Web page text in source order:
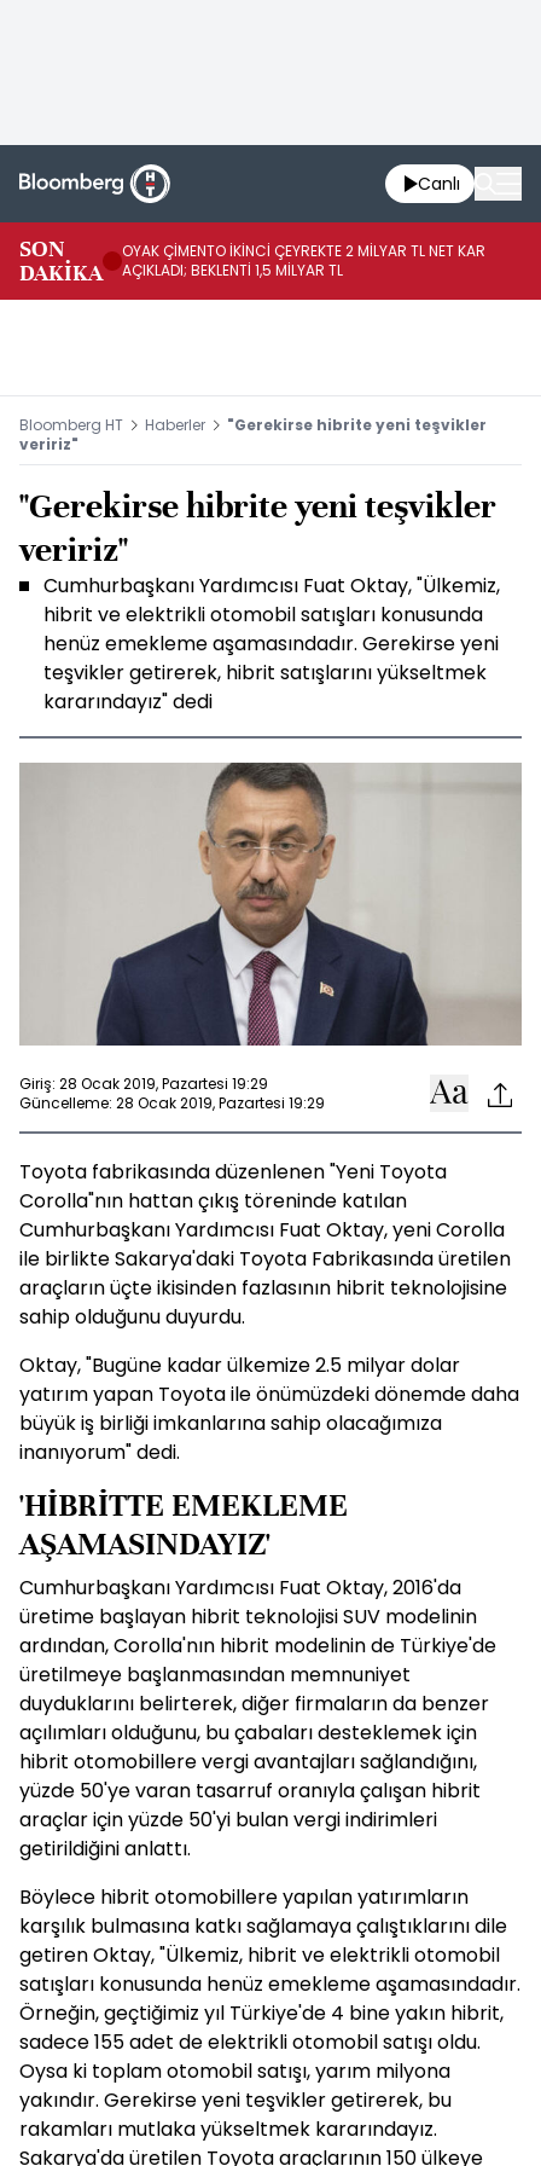
Canlı
SON
DAKİKA
OYAK ÇİMENTO İKİNCİ ÇEYREKTE 2 MİLYAR TL NET KAR
AÇIKLADI; BEKLENTİ 1,5 MİLYAR TL
Bloomberg HT Haberler
"Gerekirse hibrite yeni teşvikler
veririz"
"Gerekirse hibrite yeni teşvikler
veririz"
Cumhurbaşkanı Yardımcısı Fuat Oktay, "Ülkemiz,
hibrit ve elektrikli otomobil satışları konusunda
henüz emekleme aşamasındadır. Gerekirse yeni
teşvikler getirerek, hibrit satışlarını yükseltmek
kararındayız" dedi
Giriş: 28 Ocak 2019, Pazartesi 19:29
Güncelleme: 28 Ocak 2019, Pazartesi 19:29
Toyota fabrikasında düzenlenen "Yeni Toyota
Corolla"nın hattan çıkış töreninde katılan
Cumhurbaşkanı Yardımcısı Fuat Oktay, yeni Corolla
ile birlikte Sakarya'daki Toyota Fabrikasında üretilen
araçların üçte ikisinden fazlasının hibrit teknolojisine
sahip olduğunu duyurdu.
Oktay, "Bugüne kadar ülkemize 2.5 milyar dolar
yatırım yapan Toyota ile önümüzdeki dönemde daha
büyük iş birliği imkanlarına sahip olacağımıza
inanıyorum" dedi.
'HİBRİTTE EMEKLEME
AŞAMASINDAYIZ'
Cumhurbaşkanı Yardımcısı Fuat Oktay, 2016'da
üretime başlayan hibrit teknolojisi SUV modelinin
ardından, Corolla'nın hibrit modelinin de Türkiye'de
üretilmeye başlanmasından memnuniyet
duyduklarını belirterek, diğer firmaların da benzer
açılımları olduğunu, bu çabaları desteklemek için
hibrit otomobillere vergi avantajları sağlandığını,
yüzde 50'ye varan tasarruf oranıyla çalışan hibrit
araçlar için yüzde 50'yi bulan vergi indirimleri
getirildiğini anlattı.
Böylece hibrit otomobillere yapılan yatırımların
karşılık bulmasına katkı sağlamaya çalıştıklarını dile
getiren Oktay, "Ülkemiz, hibrit ve elektrikli otomobil
satışları konusunda henüz emekleme aşamasındadır.
Örneğin, geçtiğimiz yıl Türkiye'de 4 bine yakın hibrit,
sadece 155 adet de elektrikli otomobil satışı oldu.
Oysa ki toplam otomobil satışı, yarım milyona
yakındır. Gerekirse yeni teşvikler getirerek, bu
rakamları mutlaka yükseltmek kararındayız.
Sakarya'da üretilen Toyota araçlarının 150 ülkeye